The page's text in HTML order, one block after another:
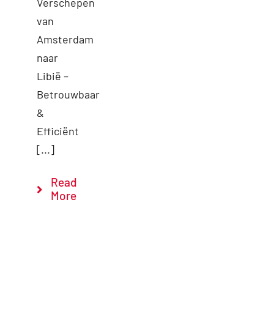
van
Amsterdam
naar
Libië –
Betrouwbaar
&
Efficiënt
[...]
Read
More